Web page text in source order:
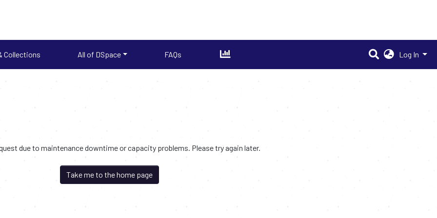
Collections All of DSpace FAQs Log In
due to maintenance downtime or capacity problems. Please try again later.
Take me to the home page